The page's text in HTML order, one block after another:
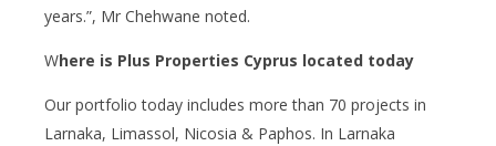
years.”, Mr Chehwane noted.
Where is Plus Properties Cyprus located today
Our portfolio today includes more than 70 projects in
Larnaka, Limassol, Nicosia & Paphos. In Larnaka